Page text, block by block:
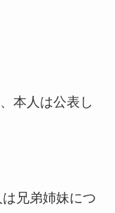
本人は公表し
兄弟姉妹につ